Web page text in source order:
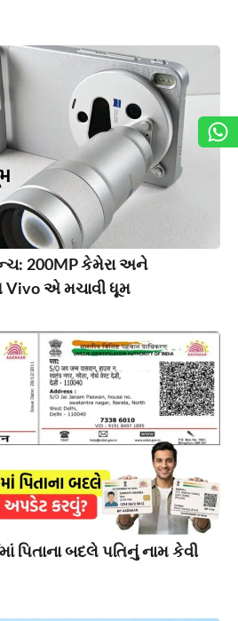
200MP કેમેરા અને
Vivo એ મચાવી ધૂમ
પિતાના બદલે પતિનું નામ કેવી